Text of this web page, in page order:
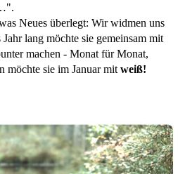
Neues überlegt: Wir widmen uns
Jahr lang möchte sie gemeinsam mit
machen - Monat für Monat,
möchte sie im Januar mit weiß!